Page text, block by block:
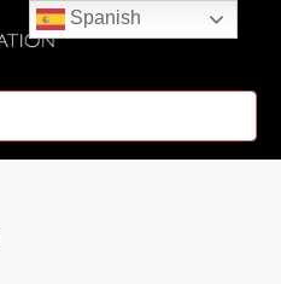
Spanish